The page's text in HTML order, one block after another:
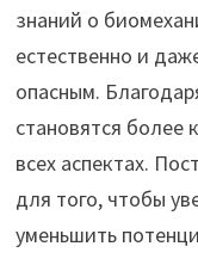
знаний о
естественно и
опасным.
становятся
всех аспектах.
для того, чтобы
уменьшить